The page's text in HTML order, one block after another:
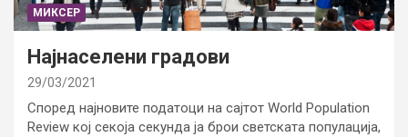
МИКСЕР
Најнаселени градови
29/03/2021
Според најновите податоци на сајтот World Population
Review кој секоја секунда ја брои светската популација,